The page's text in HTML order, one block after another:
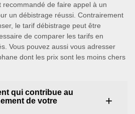
recommandé de faire appel à un
un débistrage réussi. Contrairement
le tarif débistrage peut être
de comparer les tarifs en
Vous pouvez aussi vous adresser
dont les prix sont les moins chers
qui contribue au
de votre